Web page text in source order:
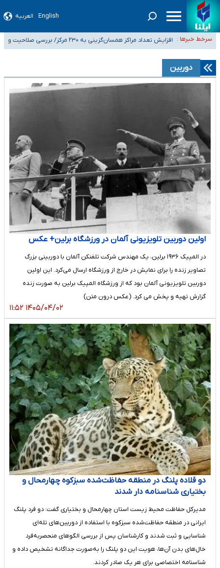
English العربیه
سرخط خبرها :
ضرورت آموزش حریم خصوصی در فضای آنلاین در مدارس/ هزینه‌های سنگین
اجتماعی انتشار تصاویر خصوصی برای قربانیان/ سوءاستفاده مجرمان از ترس
رسوایی
افزایش تعداد مراکز همسان‌گزینی به ۲۳۰ مرکز/ بررسی صلاحیت و
نظارت‌ها به سازمان تبلیغات واگذار شده است
۴۰ تا ۵۰ روز گرمای نسبی در پیش داریم/ دمای تهران به ۳۸ درجه می‌رسد
هستیم، اما هنوز پاسخ مشخصی نگرفته‌ایم
تعویق آزمون ورودی دکترای تخصصی فرماندهی صحنه عملیات و دکترای
تخصصی جغرافیای نظامی دافوس آجا
دوربین
اولین دوربین تلویزیونی آلمان در ورزشگاه برلین+ عکس
در المپیک ۱۹۳۶ برلین، یک مهندس شرکت تلفنکن آلمان با دوربینی بزرگ
تصاویر زنده را برای نمایش در خارج از ورزشگاه ارسال می‌کرد. این اولین
دوربین تلویزیونی آلمان بود که از ورزشگاه المپیک برلین به ‌صورت زنده
گزارش تهیه و پخش می‌ کرد. (عکس درون متن)
۱۴۰۵/۰۴/۰۲ ۱۱:۵۲
دو قلاده پلنگ در منطقه حفاظت‌شده سبزکوه چهارمحال و
بختیاری شناسنامه دار شدند
مدیرکل حفاظت محیط زیست استان چهارمحال و بختیاری گفت: دو فرد پلنگ
ایرانی در منطقه حفاظت‌شده سبزکوه با استفاده از دوربین‌های تله‌ای
شناسایی و ثبت شدند و کارشناسان پس از بررسی الگوهای منحصربه‌فرد
خال‌های بدن آن‌ها، هویت این دو پلنگ را به‌صورت جداگانه تشخیص داده و
شناسنامه اختصاصی برای هر یک صادر کردند.